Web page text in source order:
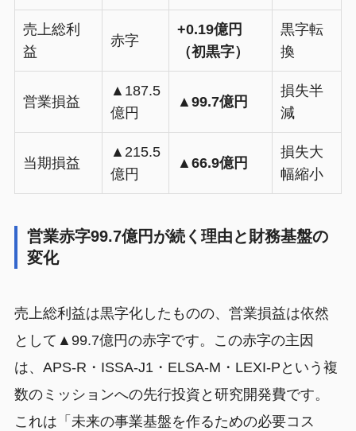
売上総利
益
赤字
+0.19億円
（初黒字）
黒字転
換
営業損益
▲187.5
億円
▲99.7億円
損失半
減
当期損益
▲215.5
億円
▲66.9億円
損失大
幅縮小
営業赤字99.7億円が続く理由と財務基盤の
変化
売上総利益は黒字化したものの、営業損益は依然
として▲99.7億円の赤字です。この赤字の主因
は、APS-R・ISSA-J1・ELSA-M・LEXI-Pという複
数のミッションへの先行投資と研究開発費です。
これは「未来の事業基盤を作るための必要コス